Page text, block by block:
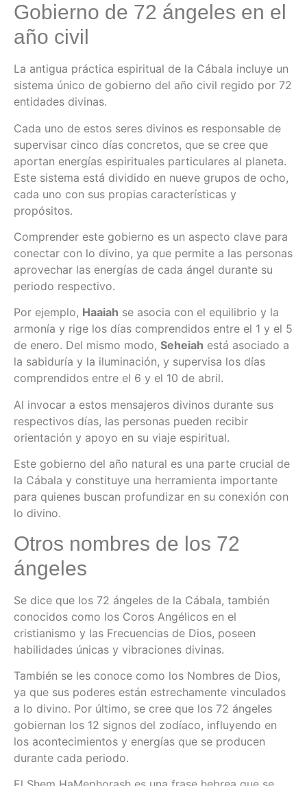
Gobierno de 72 ángeles en el
año civil
La antigua práctica espiritual de la Cábala incluye un
sistema único de gobierno del año civil regido por 72
entidades divinas.
Cada uno de estos seres divinos es responsable de
supervisar cinco días concretos, que se cree que
aportan energías espirituales particulares al planeta.
Este sistema está dividido en nueve grupos de ocho,
cada uno con sus propias características y
propósitos.
Comprender este gobierno es un aspecto clave para
conectar con lo divino, ya que permite a las personas
aprovechar las energías de cada ángel durante su
periodo respectivo.
Por ejemplo, Haaiah se asocia con el equilibrio y la
armonía y rige los días comprendidos entre el 1 y el 5
de enero. Del mismo modo, Seheiah está asociado a
la sabiduría y la iluminación, y supervisa los días
comprendidos entre el 6 y el 10 de abril.
Al invocar a estos mensajeros divinos durante sus
respectivos días, las personas pueden recibir
orientación y apoyo en su viaje espiritual.
Este gobierno del año natural es una parte crucial de
la Cábala y constituye una herramienta importante
para quienes buscan profundizar en su conexión con
lo divino.
Otros nombres de los 72
ángeles
Se dice que los 72 ángeles de la Cábala, también
conocidos como los Coros Angélicos en el
cristianismo y las Frecuencias de Dios, poseen
habilidades únicas y vibraciones divinas.
También se les conoce como los Nombres de Dios,
ya que sus poderes están estrechamente vinculados
a lo divino. Por último, se cree que los 72 ángeles
gobiernan los 12 signos del zodíaco, influyendo en
los acontecimientos y energías que se producen
durante cada periodo.